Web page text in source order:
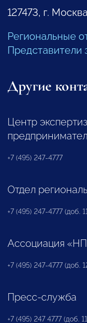
127473, г.
Региональные
Представители
Другие
Центр
+7 (495) 247-4777
Отдел
+7 (495) 247-4777 (доб.
Ассоциация
+7 (495) 247-4777 (доб.
Пресс-служба
+7 (495) 247 4777 (доб.